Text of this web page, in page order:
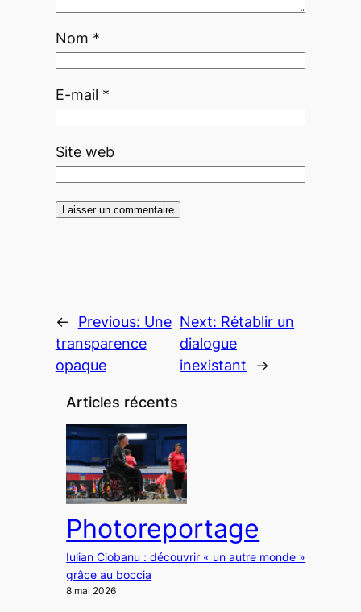
Nom *
E-mail *
Site web
← Previous: Une
transparence
opaque
Next: Rétablir un
dialogue
inexistant
→
Articles récents
Photoreportage
Iulian Ciobanu : découvrir « un autre monde »
grâce au boccia
8 mai 2026